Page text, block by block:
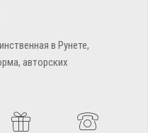
в Рунете,
авторских